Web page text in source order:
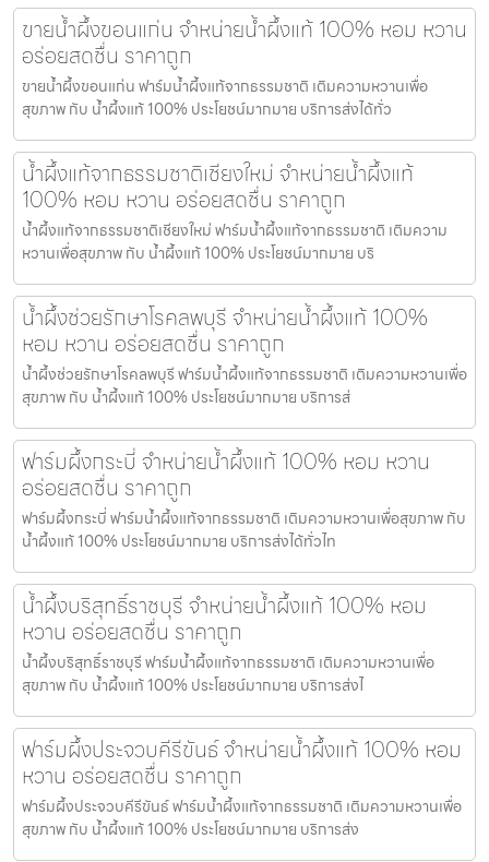
ขายน้ำผึ้งขอนแก่น จำหน่ายน้ำผึ้งแท้ 100% หอม หวาน
อร่อยสดชื่น ราคาถูก
ขายน้ำผึ้งขอนแก่น ฟาร์มน้ำผึ้งแท้จากธรรมชาติ เติมความหวานเพื่อ
สุขภาพ กับ น้ำผึ้งแท้ 100% ประโยชน์มากมาย บริการส่งได้ทั่ว
น้ำผึ้งแท้จากธรรมชาติเชียงใหม่ จำหน่ายน้ำผึ้งแท้
100% หอม หวาน อร่อยสดชื่น ราคาถูก
น้ำผึ้งแท้จากธรรมชาติเชียงใหม่ ฟาร์มน้ำผึ้งแท้จากธรรมชาติ เติมความ
หวานเพื่อสุขภาพ กับ น้ำผึ้งแท้ 100% ประโยชน์มากมาย บริ
น้ำผึ้งช่วยรักษาโรคลพบุรี จำหน่ายน้ำผึ้งแท้ 100%
หอม หวาน อร่อยสดชื่น ราคาถูก
น้ำผึ้งช่วยรักษาโรคลพบุรี ฟาร์มน้ำผึ้งแท้จากธรรมชาติ เติมความหวานเพื่อ
สุขภาพ กับ น้ำผึ้งแท้ 100% ประโยชน์มากมาย บริการส่
ฟาร์มผึ้งกระบี่ จำหน่ายน้ำผึ้งแท้ 100% หอม หวาน
อร่อยสดชื่น ราคาถูก
ฟาร์มผึ้งกระบี่ ฟาร์มน้ำผึ้งแท้จากธรรมชาติ เติมความหวานเพื่อสุขภาพ กับ
น้ำผึ้งแท้ 100% ประโยชน์มากมาย บริการส่งได้ทั่วไท
น้ำผึ้งบริสุทธิ์ราชบุรี จำหน่ายน้ำผึ้งแท้ 100% หอม
หวาน อร่อยสดชื่น ราคาถูก
น้ำผึ้งบริสุทธิ์ราชบุรี ฟาร์มน้ำผึ้งแท้จากธรรมชาติ เติมความหวานเพื่อ
สุขภาพ กับ น้ำผึ้งแท้ 100% ประโยชน์มากมาย บริการส่งไ
ฟาร์มผึ้งประจวบคีรีขันธ์ จำหน่ายน้ำผึ้งแท้ 100% หอม
หวาน อร่อยสดชื่น ราคาถูก
ฟาร์มผึ้งประจวบคีรีขันธ์ ฟาร์มน้ำผึ้งแท้จากธรรมชาติ เติมความหวานเพื่อ
สุขภาพ กับ น้ำผึ้งแท้ 100% ประโยชน์มากมาย บริการส่ง